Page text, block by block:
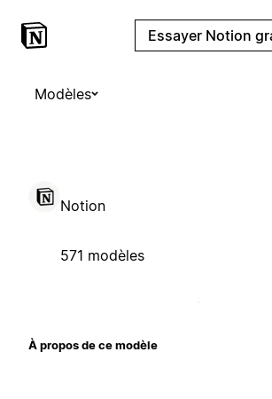
Essayer Notion
Modèles
Notion
571 modèles
À propos de ce modèle